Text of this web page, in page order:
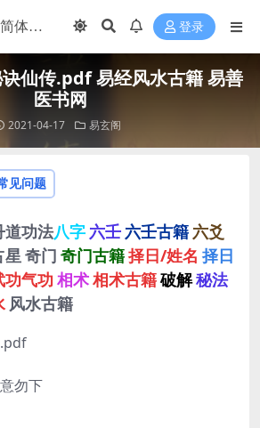
登录
仙传.pdf 易经风水古籍 易善
医书网
2021-04-17 易玄阁
见问题
道功法八字 六壬 六壬古籍 六爻
星 奇门 奇门古籍择日/姓名 择日
功气功 相术相术古籍破解秘法
风水古籍
勿下